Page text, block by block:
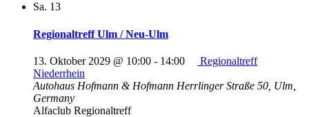
Sa. 13
Regionaltreff Ulm / Neu-Ulm
13. Oktober 2029 @ 10:00 - 14:00
Regionaltreff
Niederrhein
Autohaus Hofmann & Hofmann Herrlinger Straße 50, Ulm,
Germany
Alfaclub Regionaltreff